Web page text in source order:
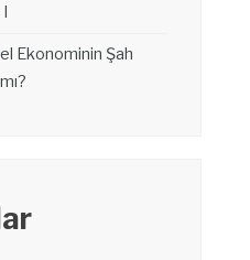
Ekonominin Şah